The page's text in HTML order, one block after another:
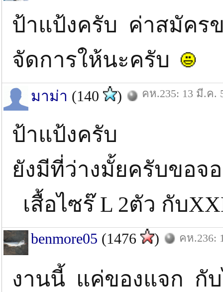
ป้าแป้งครับ ค่าสมัคร
จัดการให้นะครับ
มาม่า (140 ) คห.235: 13 มี.ค.
ป้าแป้งครับ
ยังมีที่ว่างมั้ยครับขอจ
เสื้อไซร๊ L 2ตัว กับ
benmore05 (1476 ) คห.236:
งานนี้ แค่ของแจก กับ